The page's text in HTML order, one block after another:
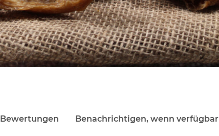
Bewertungen Benachrichtigen, wenn verfügbar